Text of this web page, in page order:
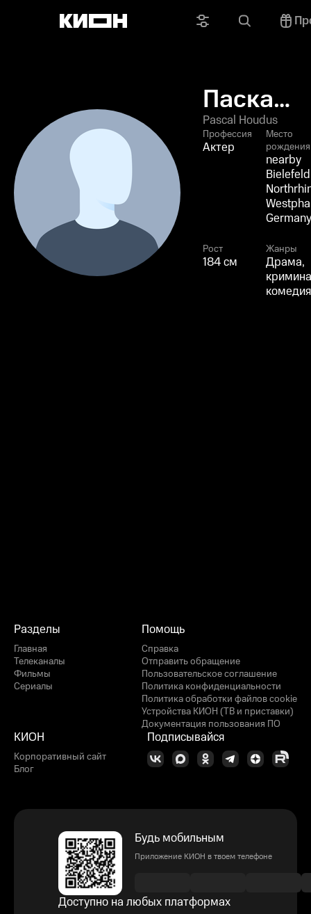
Паскаль
Худус
Pascal Houdus
Профессия
Актер
Место
рождения
nearby
Germany
Рост
184 см
Жанры
Драма,
комедия
Разделы
Главная
Телеканалы
Фильмы
Сериалы
Помощь
Справка
Отправить обращение
Пользовательское соглашение
Политика конфиденциальности
Политика обработки файлов cookie
Устройства КИОН (ТВ и приставки)
Документация пользования ПО
КИОН
Корпоративный сайт
Блог
Подписывайся
Будь мобильным
Приложение КИОН в твоем телефоне
Доступно на любых платформах